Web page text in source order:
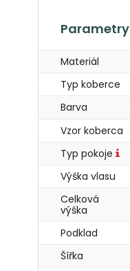
Parametry
Materiál
Typ koberce
Barva
Vzor koberca
Typ pokoje
Výška vlasu
Celková
výška
Podklad
Šířka